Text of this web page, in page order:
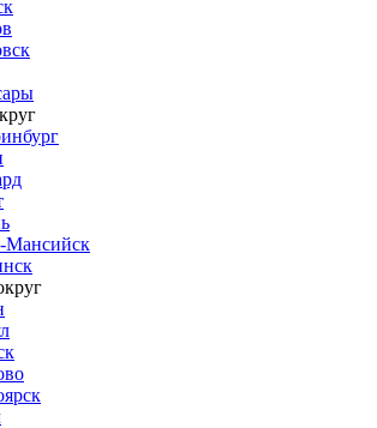
Мансийск